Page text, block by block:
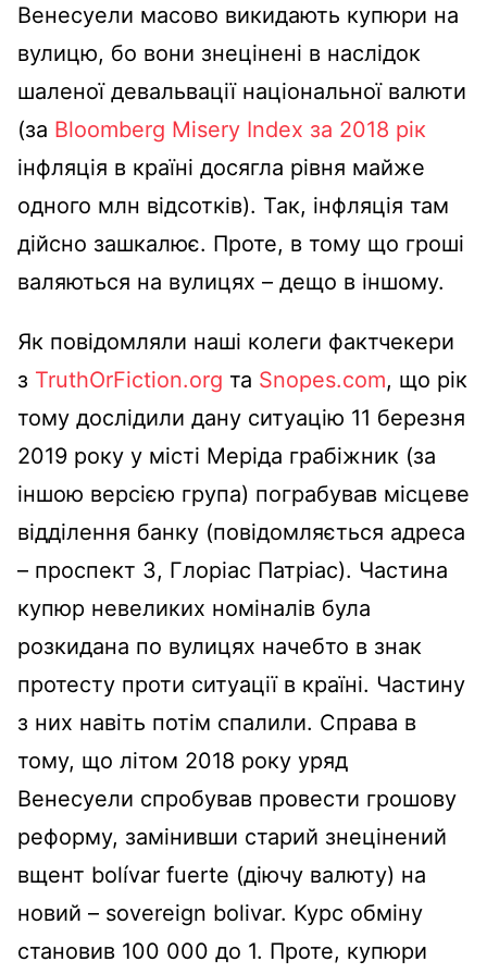
Венесуели масово викидають купюри на
вулицю, бо вони знецінені в наслідок
шаленої девальвації національної валюти
(за Bloomberg Misery Index за 2018 рік
інфляція в країні досягла рівня майже
одного млн відсотків). Так, інфляція там
дійсно зашкалює. Проте, в тому що гроші
валяються на вулицях – дещо в іншому.
Як повідомляли наші колеги фактчекери
з TruthOrFiction.org та Snopes.com, що рік
тому дослідили дану ситуацію 11 березня
2019 року у місті Меріда грабіжник (за
іншою версією група) пограбував місцеве
відділення банку (повідомляється адреса
– проспект 3, Глоріас Патріас). Частина
купюр невеликих номіналів була
розкидана по вулицях начебто в знак
протесту проти ситуації в країні. Частину
з них навіть потім спалили. Справа в
тому, що літом 2018 року уряд
Венесуели спробував провести грошову
реформу, замінивши старий знецінений
вщент bolívar fuerte (діючу валюту) на
новий – sovereign bolivar. Курс обміну
становив 100 000 до 1. Проте, купюри